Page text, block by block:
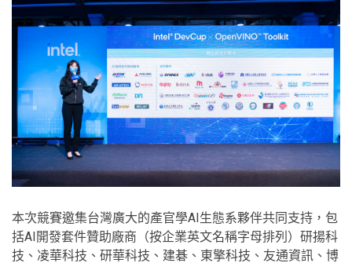
本次競賽邀集台灣廣大的產官學AI生態系夥伴共同支持，包
括AI開發套件贊助廠商（按企業英文名稱字母排列）研揚科
技、凌華科技、研華科技、建碁、東擎科技、友通資訊、博